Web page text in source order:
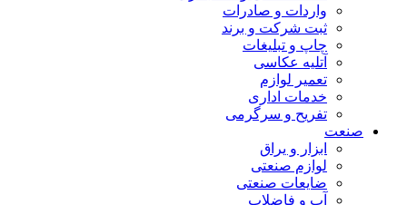
واردات و صادرات
ثبت شرکت و برند
چاپ و تبلیغات
آتلیه عکاسی
تعمیر لوازم
خدمات اداری
تفریح و سرگرمی
صنعت
ابزار و یراق
لوازم صنعتی
ضایعات صنعتی
آب و فاضلاب